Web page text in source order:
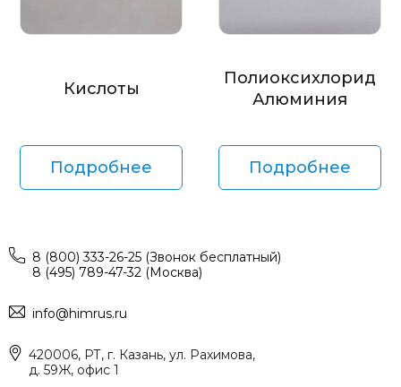
Кислоты
Подробнее
Полиоксихлорид
Алюминия
Подробнее
8 (800) 333-26-25 (Звонок бесплатный)
8 (495) 789-47-32 (Москва)
info@himrus.ru
420006, РТ, г. Казань, ул. Рахимова,
д. 59Ж, офис 1